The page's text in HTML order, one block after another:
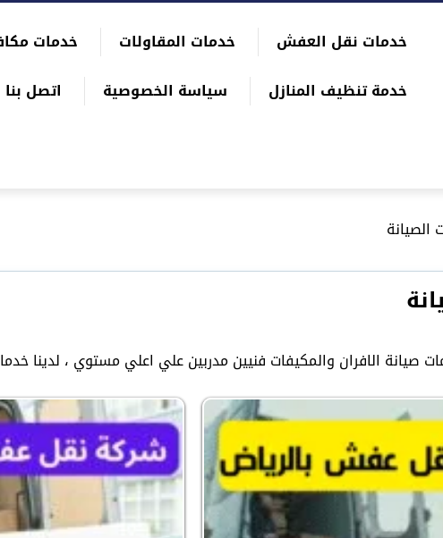
خدمات نقل العفش خدمات المقاولات خدمات
خدمة تنظيف المنازل
سياسة الخصوصية اتصل بنا
الصيانة
الافران والمكيفات فنيين مدربين علي اعلي مستوي ، لدينا